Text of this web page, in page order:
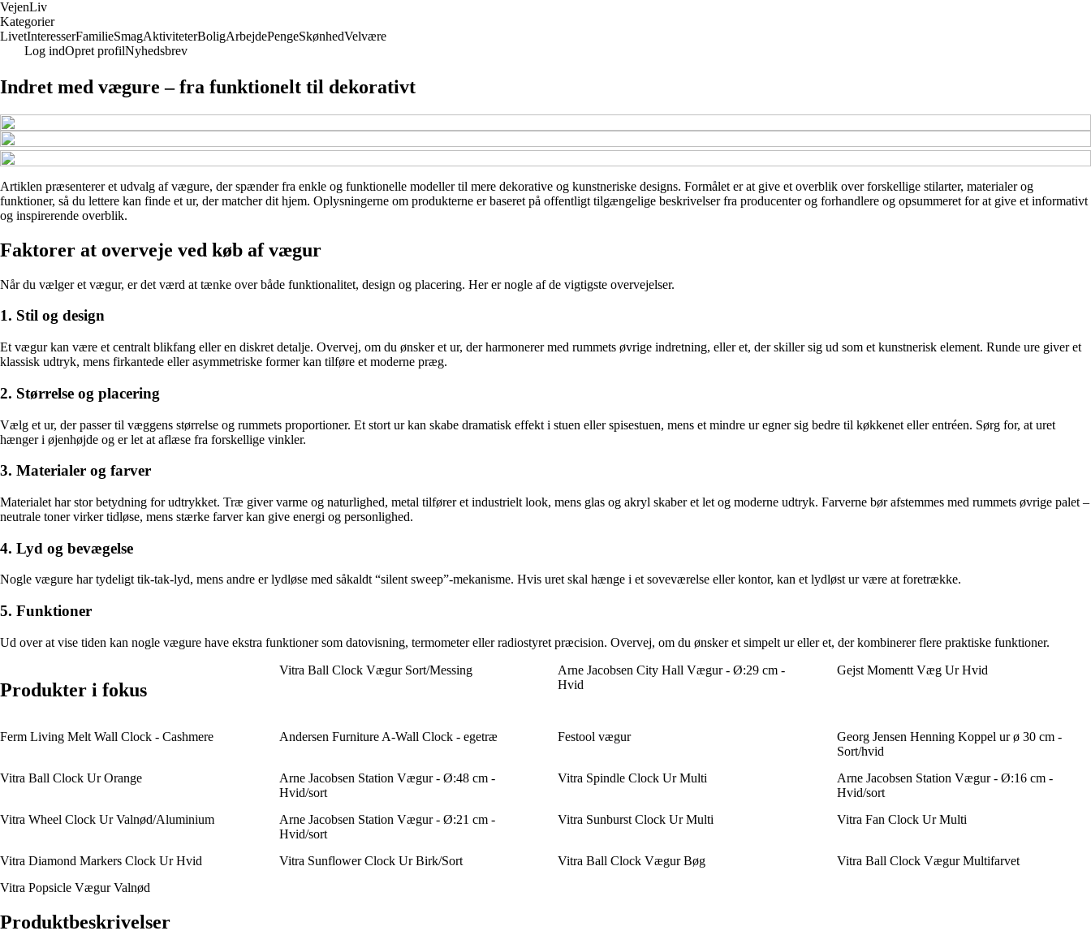
VejenLiv
Kategorier
LivetInteresserFamilieSmagAktiviteterBoligArbejdePengeSkønhedVelvære
Log indOpret profilNyhedsbrev
Indret med vægure – fra funktionelt til dekorativt
Artiklen præsenterer et udvalg af vægure, der spænder fra enkle og funktionelle modeller til mere dekorative og kunstneriske designs. Formålet er at give et overblik over forskellige stilarter, materialer og
funktioner, så du lettere kan finde et ur, der matcher dit hjem. Oplysningerne om produkterne er baseret på offentligt tilgængelige beskrivelser fra producenter og forhandlere og opsummeret for at give et informativt
og inspirerende overblik.
Faktorer at overveje ved køb af vægur
Når du vælger et vægur, er det værd at tænke over både funktionalitet, design og placering. Her er nogle af de vigtigste overvejelser.
1. Stil og design
Et vægur kan være et centralt blikfang eller en diskret detalje. Overvej, om du ønsker et ur, der harmonerer med rummets øvrige indretning, eller et, der skiller sig ud som et kunstnerisk element. Runde ure giver et
klassisk udtryk, mens firkantede eller asymmetriske former kan tilføre et moderne præg.
2. Størrelse og placering
Vælg et ur, der passer til væggens størrelse og rummets proportioner. Et stort ur kan skabe dramatisk effekt i stuen eller spisestuen, mens et mindre ur egner sig bedre til køkkenet eller entréen. Sørg for, at uret
hænger i øjenhøjde og er let at aflæse fra forskellige vinkler.
3. Materialer og farver
Materialet har stor betydning for udtrykket. Træ giver varme og naturlighed, metal tilfører et industrielt look, mens glas og akryl skaber et let og moderne udtryk. Farverne bør afstemmes med rummets øvrige palet –
neutrale toner virker tidløse, mens stærke farver kan give energi og personlighed.
4. Lyd og bevægelse
Nogle vægure har tydeligt tik-tak-lyd, mens andre er lydløse med såkaldt “silent sweep”-mekanisme. Hvis uret skal hænge i et soveværelse eller kontor, kan et lydløst ur være at foretrække.
5. Funktioner
Ud over at vise tiden kan nogle vægure have ekstra funktioner som datovisning, termometer eller radiostyret præcision. Overvej, om du ønsker et simpelt ur eller et, der kombinerer flere praktiske funktioner.
Produkter i fokus
Vitra Ball Clock Vægur Sort/Messing
Arne Jacobsen City Hall Vægur - Ø:29 cm -
Hvid
Gejst Momentt Væg Ur Hvid
Ferm Living Melt Wall Clock - Cashmere Andersen Furniture A-Wall Clock - egetræ Festool vægur
Georg Jensen Henning Koppel ur ø 30 cm -
Sort/hvid
Vitra Ball Clock Ur Orange
Arne Jacobsen Station Vægur - Ø:48 cm -
Hvid/sort
Vitra Spindle Clock Ur Multi
Arne Jacobsen Station Vægur - Ø:16 cm -
Hvid/sort
Vitra Wheel Clock Ur Valnød/Aluminium
Arne Jacobsen Station Vægur - Ø:21 cm -
Hvid/sort
Vitra Sunburst Clock Ur Multi Vitra Fan Clock Ur Multi
Vitra Diamond Markers Clock Ur Hvid Vitra Sunflower Clock Ur Birk/Sort Vitra Ball Clock Vægur Bøg
Vitra Ball Clock Vægur Multifarvet
Vitra Popsicle Vægur Valnød
Produktbeskrivelser